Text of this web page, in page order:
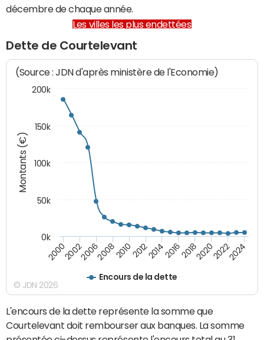
décembre de chaque année.
Les villes les plus endettées
Dette de Courtelevant
Montants (€)
(Source : JDN d'après ministère de l'Economie)
Encours de la dette
200020022006200820102012201420162018202020222024
0k
50k
100k
150k
200k
© JDN 2026
L'encours de la dette représente la somme que
Courtelevant doit rembourser aux banques. La somme